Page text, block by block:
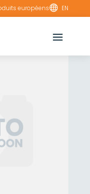
européens EN